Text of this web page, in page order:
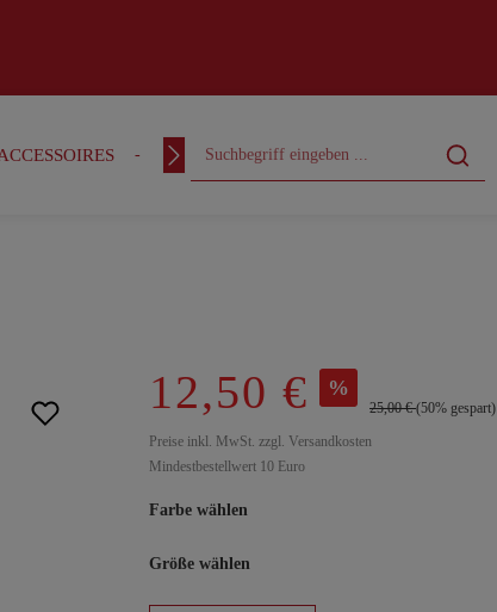
OUTFITS CURVY
12,50 € %
25,00 €(50% gespart)
Preise inkl. MwSt. zzgl. Versandkosten
Mindestbestellwert 10 Euro
Farbe wählen
Größe wählen